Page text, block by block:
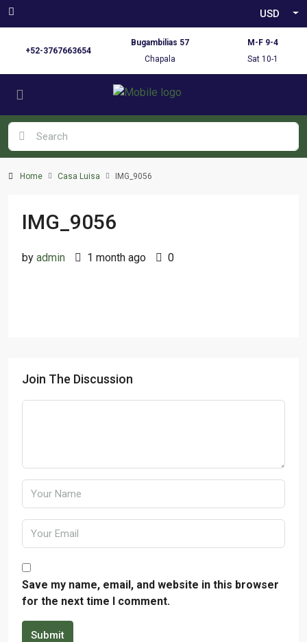
USD
+52-3767663654
Bugambilias 57
Chapala
M-F 9-4
Sat 10-1
Home Casa Luisa IMG_9056
IMG_9056
by admin 1 month ago 0
Join The Discussion
Save my name, email, and website in this browser
for the next time I comment.
Submit